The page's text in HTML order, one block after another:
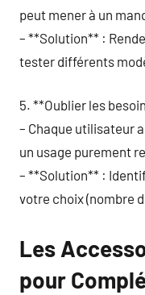
peut mener à un
– **Solution** :
tester différents
5. **Oublier les
– Chaque utilisateur
un usage purement
– **Solution** :
votre choix (nombre
Les
pour